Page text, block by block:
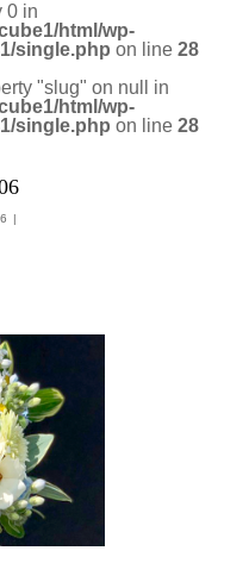
0 in
html/wp-
single.php on line28
"slug" on null in
html/wp-
single.php on line28